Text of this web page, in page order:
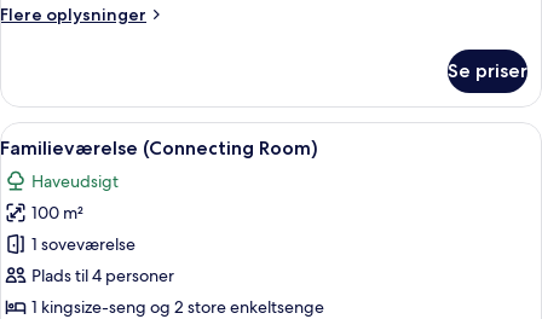
Airport
Flere oplysninger
Flere
værelse
(With
1
Airport
Transfer)
Se priser
Indlæs
alle
billeder
af
Familieværelse
(Connecting
Room)
Et moderne hotelværelse med en
6
Familieværelse (Connecting Room)
Haveudsigt
100 m²
1 soveværelse
Plads til 4 personer
1 kingsize-seng og 2 store enkeltsenge